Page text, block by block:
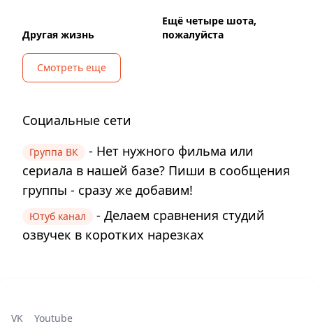
Другая жизнь
Ещё четыре шота,
пожалуйста
Смотреть еще
Социальные сети
Группа ВК
- Нет нужного фильма или
сериала в нашей базе? Пиши в сообщения
группы - сразу же добавим!
Ютуб канал
- Делаем сравнения студий
озвучек в коротких нарезках
VK Youtube